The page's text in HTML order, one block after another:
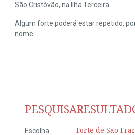
São Cristóvão, na Ilha Terceira.
Algum forte poderá estar repetido,
nome.
PESQUISAR
Escolha
Forte de São